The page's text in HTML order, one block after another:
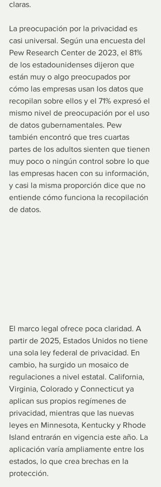
claras.
La preocupación por la privacidad es
casi universal. Según una encuesta del
Pew Research Center de 2023, el 81%
de los estadounidenses dijeron que
están muy o algo preocupados por
cómo las empresas usan los datos que
recopilan sobre ellos y el 71% expresó el
mismo nivel de preocupación por el uso
de datos gubernamentales. Pew
también encontró que tres cuartas
partes de los adultos sienten que tienen
muy poco o ningún control sobre lo que
las empresas hacen con su información,
y casi la misma proporción dice que no
entiende cómo funciona la recopilación
de datos.
El marco legal ofrece poca claridad. A
partir de 2025, Estados Unidos no tiene
una sola ley federal de privacidad. En
cambio, ha surgido un mosaico de
regulaciones a nivel estatal. California,
Virginia, Colorado y Connecticut ya
aplican sus propios regímenes de
privacidad, mientras que las nuevas
leyes en Minnesota, Kentucky y Rhode
Island entrarán en vigencia este año. La
aplicación varía ampliamente entre los
estados, lo que crea brechas en la
protección.